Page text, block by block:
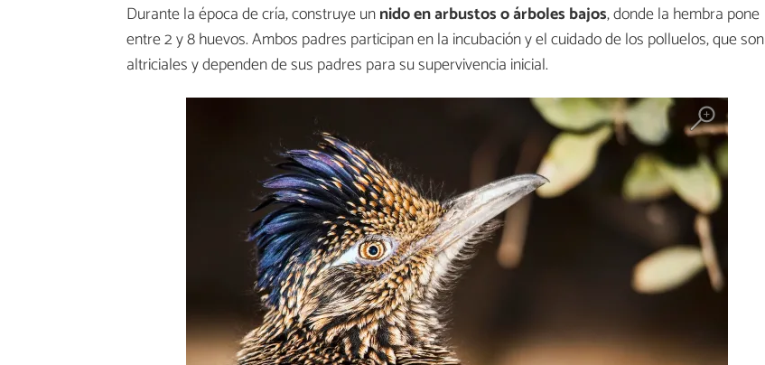
Durante la época de cría, construye unnido en arbustos o árboles bajos, donde la hembra pone
entre 2 y 8 huevos. Ambos padres participan en la incubación y el cuidado de los polluelos, que son
altriciales y dependen de sus padres para su supervivencia inicial.